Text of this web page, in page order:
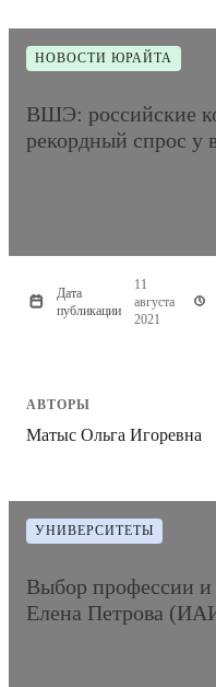
НОВОСТИ ЮРАЙТА
ВШЭ: российские
рекордный спрос у
Дата
публикации
11
августа
2021
АВТОРЫ
Матыс Ольга Игоревна
УНИВЕРСИТЕТЫ
Выбор профессии
Елена Петрова